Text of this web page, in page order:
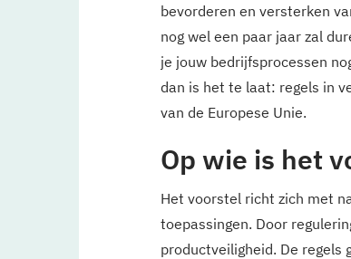
bevorderen en versterken
nog wel een paar jaar zal
je jouw bedrijfsprocessen
dan is het te laat: regels in
van de Europese Unie.
Op wie is het
Het voorstel richt zich met
toepassingen. Door
productveiligheid. De regels